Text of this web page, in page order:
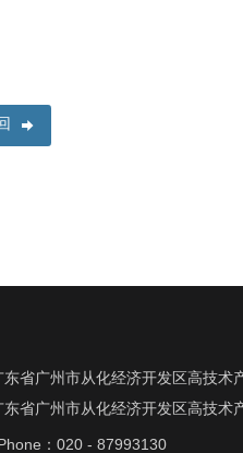
东省广州市从化经济开发区高技术
东省广州市从化经济开发区高技术
：020 - 87993130